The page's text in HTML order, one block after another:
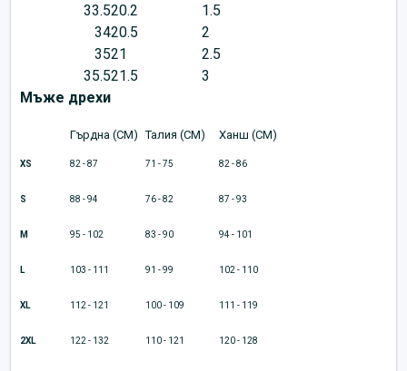
33.520.2
1.5
3420.5
2
3521
2.5
35.521.5
3
Мъже дрехи
Гърдна (CM) Талия (CM) Ханш (CM)
XS 82 - 87 71 - 75 82 - 86
S 88 - 94 76 - 82 87 - 93
M 95 - 102 83 - 90 94 - 101
L 103 - 111 91 - 99 102 - 110
XL 112 - 121 100 - 109 111 - 119
2XL 122 - 132 110 - 121 120 - 128